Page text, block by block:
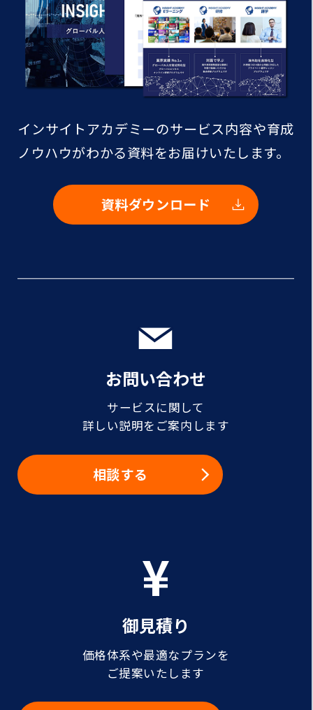
インサイトアカデミーのサービス内容や育成
ノウハウがわかる資料をお届けいたします。
資料ダウンロード
お問い合わせ
サービスに関して
詳しい説明をご案内します
相談する
御見積り
価格体系や最適なプランを
ご提案いたします